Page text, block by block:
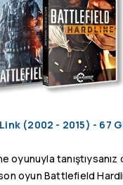
(2002 - 2015) - 67
oyunuyla tanıştıysanız
oyun Battlefield